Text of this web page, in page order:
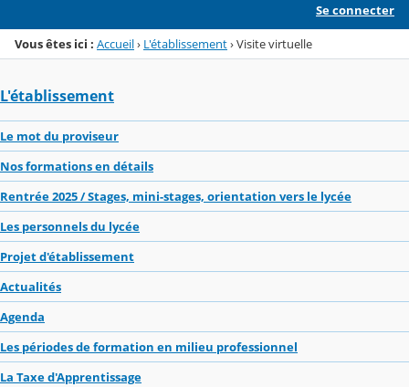
Se connecter
Vous êtes ici : Accueil› L'établissement›Visite virtuelle
L'établissement
Le mot du proviseur
Nos formations en détails
Rentrée 2025 / Stages, mini-stages, orientation vers le lycée
Les personnels du lycée
Projet d'établissement
Actualités
Agenda
Les périodes de formation en milieu professionnel
La Taxe d'Apprentissage